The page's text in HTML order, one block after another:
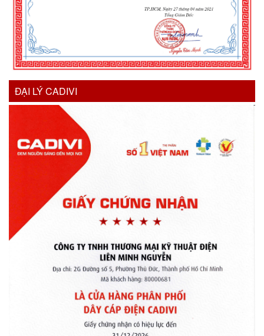
ĐẠI LÝ CADIVI